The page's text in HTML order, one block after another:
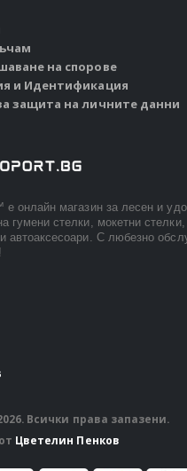
на спорове
и Идентификация
защита на личните данни
онлайн магазин за лесен и
гумени стелки, мокетни
автоаксесоари. С любезно
Всички права запазени.
Цветелин Пенков